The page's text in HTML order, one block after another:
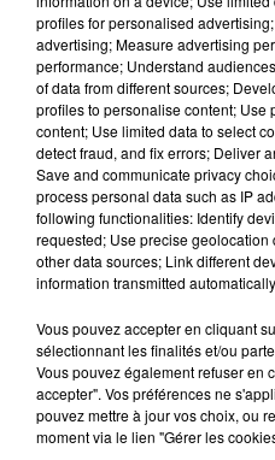
23 juillet 2026
INCENDIE MORTEL À
SON BÉBÉ ENTRE LA
Un homme s'est immolé
aspergé sa compagne
d'un liquide inflammable.
20 juillet 2026
UNE ADOLESCENTE
OPÉRER DE LA
profiles for personalised
advertising; Measure advertising
performance; Understand
of data from different sources;
profiles to personalise content; Use
content; Use limited data to select
detect fraud, and fix errors; Deliver
Save and communicate privacy
process personal data such as IP
following functionalities: Identify
requested; Use precise
other data sources; Link different
information transmitted
Vous pouvez accepter en cliquant
sélectionnant les finalités et/ou
Vous pouvez également refuser en
accepter". Vos préférences ne
pouvez mettre à jour vos choix, ou
moment via le lien "Gérer les